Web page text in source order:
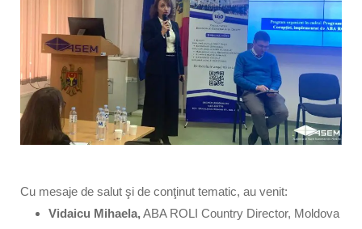
Cu mesaje de salut şi de conţinut tematic, au venit:
Vidaicu Mihaela,ABA ROLI Country Director, Moldova